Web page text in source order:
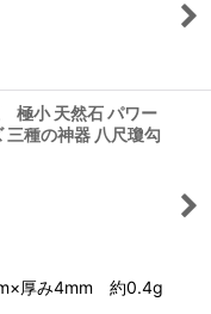
極小 天然石 パワー
三種の神器 八尺瓊勾
厚み4mm 約0.4g